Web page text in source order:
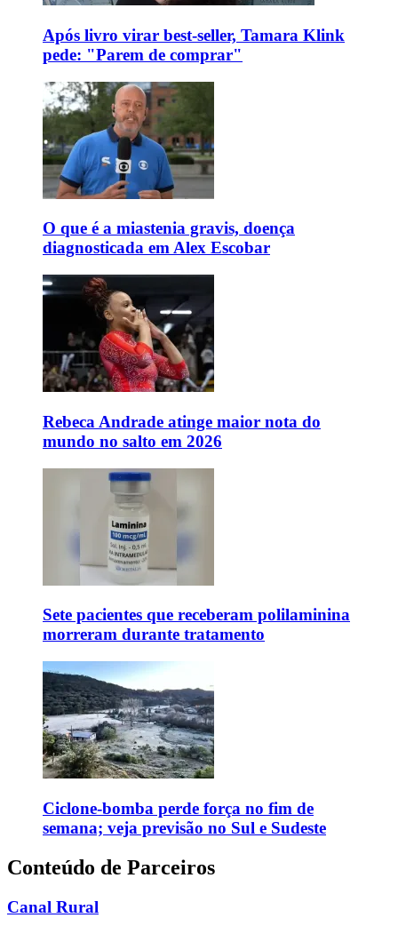
Após livro virar best-seller, Tamara Klink
pede: "Parem de comprar"
O que é a miastenia gravis, doença
diagnosticada em Alex Escobar
Rebeca Andrade atinge maior nota do
mundo no salto em 2026
Sete pacientes que receberam polilaminina
morreram durante tratamento
Ciclone-bomba perde força no fim de
semana; veja previsão no Sul e Sudeste
Conteúdo de Parceiros
Canal Rural